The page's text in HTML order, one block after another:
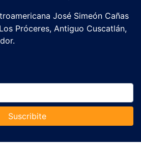
José Simeón Cañas
Próceres, Antiguo Cuscatlán,
El Salvador.
Suscribite